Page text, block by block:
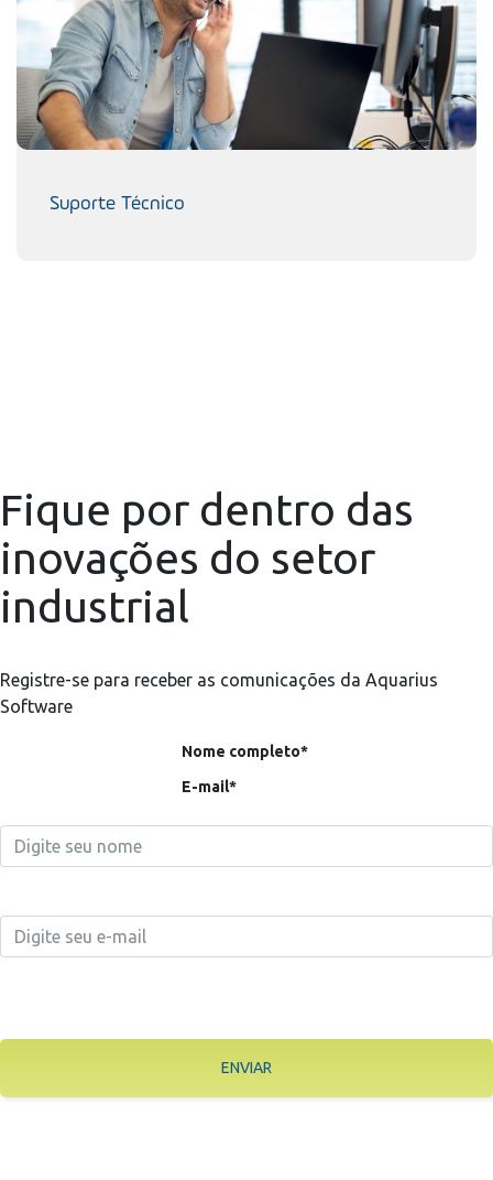
Suporte Técnico
Fique por dentro das
inovações do setor
industrial
Registre-se para receber as comunicações da Aquarius
Software
Nome completo*
E-mail*
ENVIAR